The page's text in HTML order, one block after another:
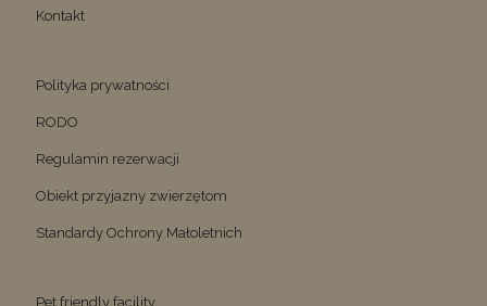
Kontakt
Polityka prywatności
RODO
Regulamin rezerwacji
Obiekt przyjazny zwierzętom
Standardy Ochrony Małoletnich
Pet friendly facility